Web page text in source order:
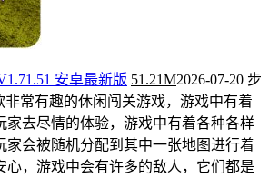
安卓最新版 51.21M2026-07-20 步
非常有趣的休闲闯关游戏，游戏中有着
家去尽情的体验，游戏中有着各种各样
家会被随机分配到其中一张地图进行着
心，游戏中会有许多的敌人，它们都是